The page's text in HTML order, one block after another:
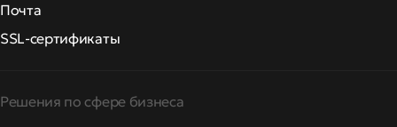
Почта
SSL-сертификаты
Решения по сфере бизнеса